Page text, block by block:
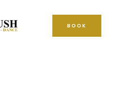
BOOK